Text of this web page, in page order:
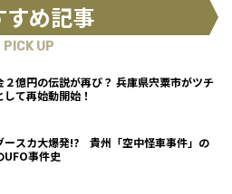
すめ記事
PICK UP
２億円の伝説が再び？ 兵庫県宍粟市がツチ
て再始動開始！
ースカ大爆発!? 貴州「空中怪車事件」の
UFO事件史